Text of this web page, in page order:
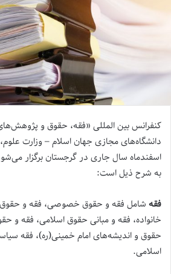
کنفرانس بین المللی «فقه، حقوق و
دانشگاه‌های مجازی جهان اسلام – وزارت
اسفندماه سال جاری در گرجستان برگزار
به شرح ذیل است:
فقه شامل فقه و حقوق خصوصی، فقه و حقوق
خانواده، فقه و مبانی حقوق اسلامی، فقه و
حقوق و اندیشه‌های امام خمینی(ره)، فقه
اسلامی.